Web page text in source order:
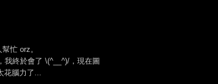
忙 orz。
我終於會了 \(^__^)/，現在圖
花腦力了...